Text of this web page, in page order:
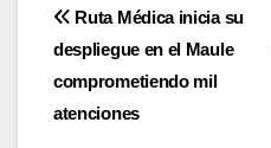
Navegación
de
entradas
Ruta Médica inicia su
despliegue en el Maule
comprometiendo mil
atenciones